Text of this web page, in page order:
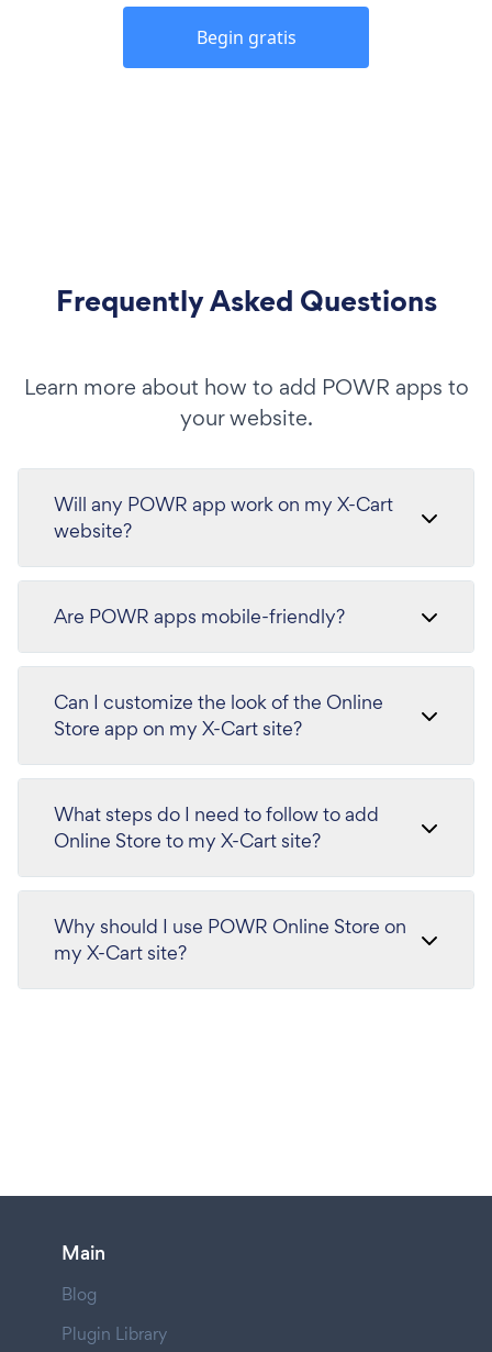
Begin gratis
Frequently Asked Questions
Learn more about how to add POWR apps to
your website.
Will any POWR app work on my X-Cart
website?
Are POWR apps mobile-friendly?
Can I customize the look of the Online
Store app on my X-Cart site?
What steps do I need to follow to add
Online Store to my X-Cart site?
Why should I use POWR Online Store on
my X-Cart site?
Main
Blog
Plugin Library